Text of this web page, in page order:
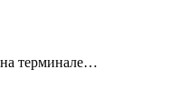
на терминале…